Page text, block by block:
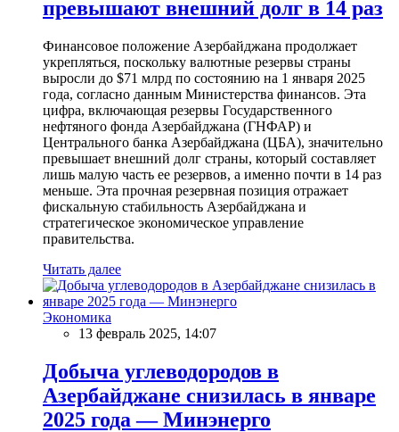
превышают внешний долг в 14 раз
Финансовое положение Азербайджана продолжает
укрепляться, поскольку валютные резервы страны
выросли до $71 млрд по состоянию на 1 января 2025
года, согласно данным Министерства финансов. Эта
цифра, включающая резервы Государственного
нефтяного фонда Азербайджана (ГНФАР) и
Центрального банка Азербайджана (ЦБА), значительно
превышает внешний долг страны, который составляет
лишь малую часть ее резервов, а именно почти в 14 раз
меньше. Эта прочная резервная позиция отражает
фискальную стабильность Азербайджана и
стратегическое экономическое управление
правительства.
Читать далее
Экономика
13 февраль 2025, 14:07
Добыча углеводородов в
Азербайджане снизилась в январе
2025 года — Минэнерго